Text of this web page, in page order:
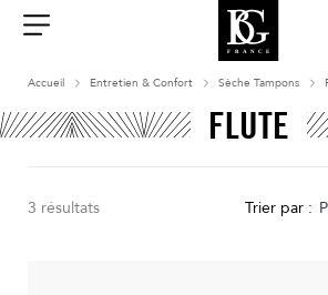
contenu
Accueil Entretien & Confort Sèche Tampons
FLUTE
3 résultats Trier par :